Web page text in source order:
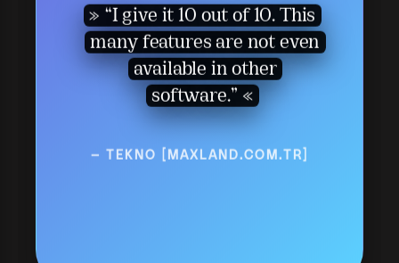
“I give it 10 out of 10. This
many features are not even
available in other
software.”
— TEKNO [MAXLAND.COM.TR]